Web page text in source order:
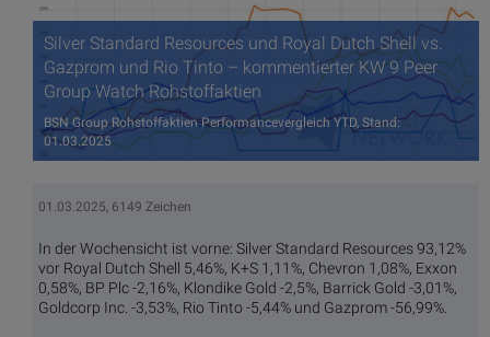
Silver Standard Resources und Royal Dutch Shell vs.
Gazprom und Rio Tinto – kommentierter KW 9 Peer
Group Watch Rohstoffaktien
BSN Group Rohstoffaktien Performancevergleich YTD, Stand:
01.03.2025
01.03.2025, 6149 Zeichen
In der Wochensicht ist vorne: Silver Standard Resources 93,12%
vor Royal Dutch Shell 5,46%, K+S 1,11%, Chevron 1,08%, Exxon
0,58%, BP Plc -2,16%, Klondike Gold -2,5%, Barrick Gold -3,01%,
Goldcorp Inc. -3,53%, Rio Tinto -5,44% und Gazprom -56,99%.